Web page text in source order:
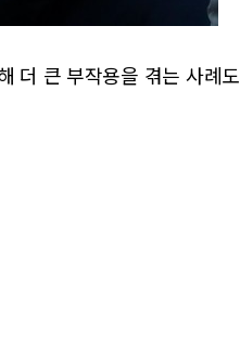
더 큰 부작용을 겪는 사례도